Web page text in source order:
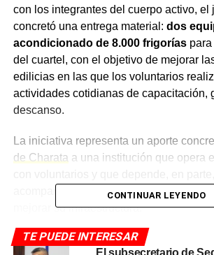
con los integrantes del cuerpo activo, el
concretó una entrega material: dos
acondicionado de 8.000 frigoríaspara
del cuartel, con el objetivo de mejorar
edilicias en las que los voluntarios
actividades cotidianas de capacitación,
descanso.
La iniciativa representa un aporte
de Charata a una institución que opera
acompañamiento del Estado local para
mejorar su infraestructura.
Una jornada con acto,
CONTINUAR LEYENDO
TE PUEDE INTERESAR
El subsecretario de